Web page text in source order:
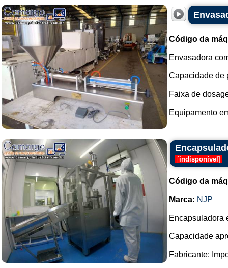
Código da
Envasadora
Capacidade de
Faixa de
Equipamento
[indisponível ]
Código da
Marca: NJP
Encapsuladora
Capacidade
Fabricante: